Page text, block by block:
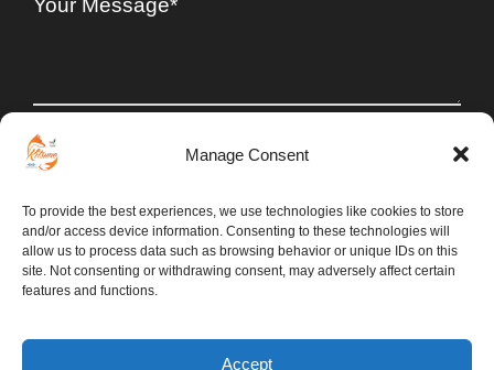
Manage Consent
To provide the best experiences, we use technologies like cookies to store
and/or access device information. Consenting to these technologies will
allow us to process data such as browsing behavior or unique IDs on this
site. Not consenting or withdrawing consent, may adversely affect certain
features and functions.
Accept
I accept the
processing)